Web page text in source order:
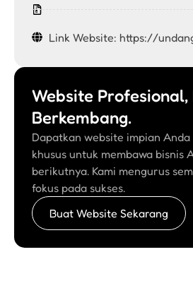
Link Website: https://
Website Profesional,
Berkembang.
Dapatkan website impian
khusus untuk membawa bisnis
berikutnya. Kami mengurus
fokus pada sukses.
Buat Website Sekarang